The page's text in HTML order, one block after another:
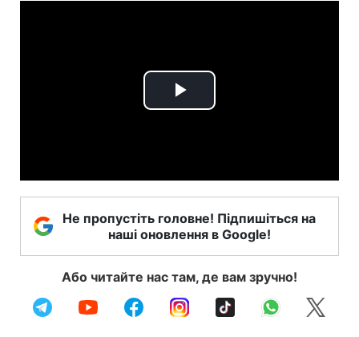
Play
Не пропустіть головне! Підпишіться на
наші оновлення в Google!
Або читайте нас там, де вам зручно!